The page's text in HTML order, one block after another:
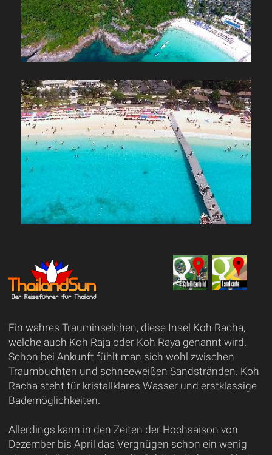
Ein wahres Trauminselchen, diese Insel Koh Racha,
welche auch Koh Raja oder Koh Raya genannt wird.
Schon bei Ankunft fühlt man sich wohl zwischen
Traumbuchten und schneeweißen Sandstränden. Koh
Racha steht für kristallklares Wasser und erstklassige
Bademöglichkeiten.
Allerdings kann in den Zeiten der Hochsaison von
Dezember bis April das Vergnügen schon ein wenig